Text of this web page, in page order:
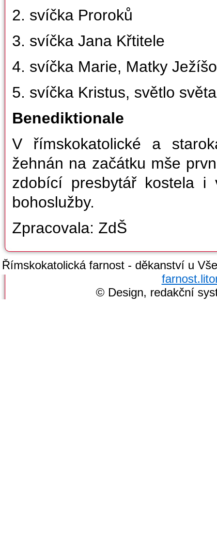
2. svíčka Proroků
3. svíčka Jana Křtitele
4. svíčka Marie, Matky
5. svíčka Kristus, světlo světa
Benediktionale
V římskokatolické a
žehnán na začátku mše
zdobící presbytář kostela i
bohoslužby.
Zpracovala: ZdŠ
Římskokatolická farnost - děkanství u
© Design, redakční